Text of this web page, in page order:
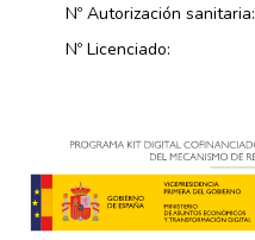
Nº Autorización sanitaria:
Nº Licenciado: